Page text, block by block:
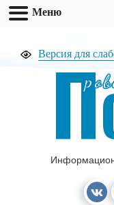
Версия для
П
Меню